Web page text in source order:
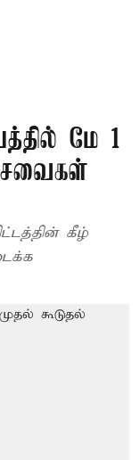
மே 1
கீழ்